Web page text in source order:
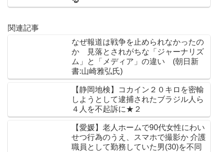
関連記事
なぜ報道は戦争を止められなかったの
か 見落とされがちな「ジャーナリズ
ム」と「メディア」の違い (朝日新
書:山崎雅弘氏)
【静岡地検】コカイン２０キロを密輸
しようとして逮捕されたブラジル人ら
４人を不起訴に★２
【愛媛】老人ホームで90代女性にわい
せつ行為のうえ、スマホで撮影か 介護
職員として勤務していた男(30)を不同